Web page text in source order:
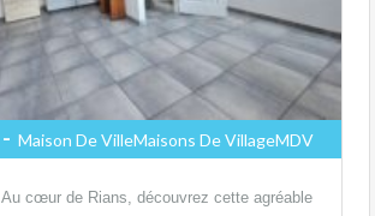
- Maison De VilleMaisons De VillageMDV
Au cœur de Rians, découvrez cette agréable